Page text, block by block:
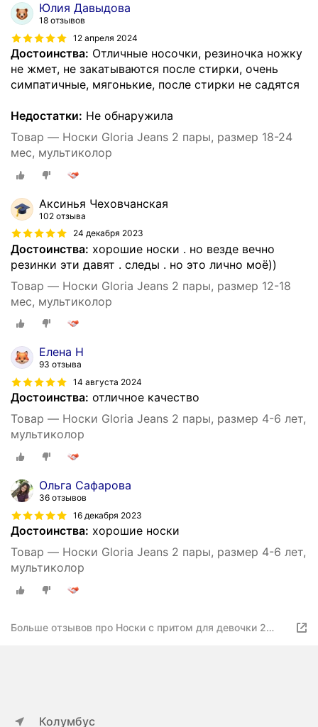
Юлия Давыдова
18 отзывов
12 апреля 2024
Достоинства: Отличные носочки, резиночка ножку
не жмет, не закатываются после стирки, очень
симпатичные, мягонькие, после стирки не садятся
Недостатки: Не обнаружила
Товар — Носки Gloria Jeans 2 пары, размер 18-24
мес, мультиколор
Аксинья Чеховчанская
102 отзыва
24 декабря 2023
Достоинства: хорошие носки . но везде вечно
резинки эти давят . следы . но это лично моё))
Товар — Носки Gloria Jeans 2 пары, размер 12-18
мес, мультиколор
Елена Н
93 отзыва
14 августа 2024
Достоинства: отличное качество
Товар — Носки Gloria Jeans 2 пары, размер 4-6 лет,
мультиколор
Ольга Сафарова
36 отзывов
16 декабря 2023
Достоинства: хорошие носки
Товар — Носки Gloria Jeans 2 пары, размер 4-6 лет,
мультиколор
Больше отзывов про Носки с притом для девочки 2
Колумбус